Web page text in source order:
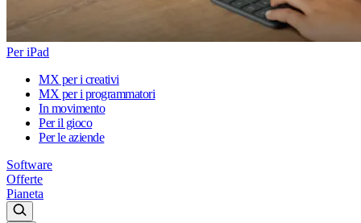
Per iPad
MX per i creativi
MX per i programmatori
In movimento
Per il gioco
Per le aziende
Software
Offerte
Pianeta